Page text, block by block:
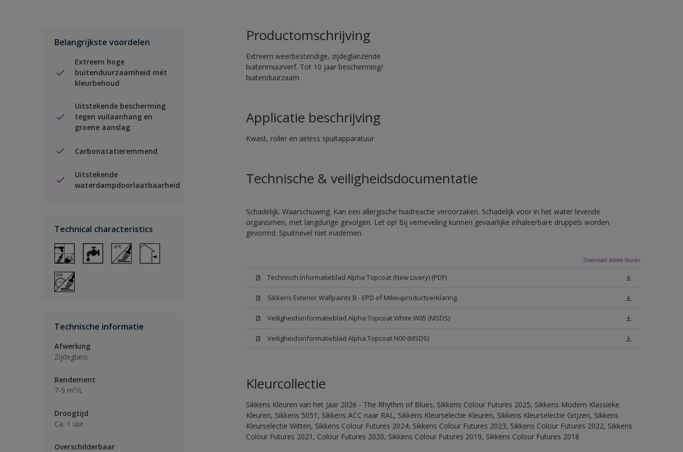
Belangrijkste voordelen
Extreem hoge
buitenduurzaamheid mét
kleurbehoud
Uitstekende bescherming
tegen vuilaanhang en
groene aanslag
Carbonatatieremmend
Uitstekende
waterdampdoorlaatbaarheid
Technical characteristics
Technische informatie
Afwerking
Zijdeglans
Rendement
7-9 m²/L
Droogtijd
Ca. 1 uur
Overschilderbaar
Productomschrijving
Extreem weerbestendige, zijdeglanzende
buitenmuurverf. Tot 10 jaar bescherming/
buitenduurzaam
Applicatie beschrijving
Kwast, roller en airless spuitapparatuur
Technische & veiligheidsdocumentatie
Schadelijk. Waarschuwing. Kan een allergische huidreactie veroorzaken. Schadelijk voor in het water levende
organismen, met langdurige gevolgen. Let op! Bij verneveling kunnen gevaarlijke inhaleerbare druppels worden
gevormd. Spuitnevel niet inademen.
Download Adobe Reader
Technisch Informatieblad Alpha Topcoat (New Livery) (PDF)
Sikkens Exterior Wallpaints B - EPD of Milieuproductverklaring
Veiligheidsinformatieblad Alpha Topcoat White W05 (MSDS)
Veiligheidsinformatieblad Alpha Topcoat N00 (MSDS)
Kleurcollectie
Sikkens Kleuren van het Jaar 2026 - The Rhythm of Blues, Sikkens Colour Futures 2025, Sikkens Modern Klassieke
Kleuren, Sikkens 5051, Sikkens ACC naar RAL, Sikkens Kleurselectie Kleuren, Sikkens Kleurselectie Grijzen, Sikkens
Kleurselectie Witten, Sikkens Colour Futures 2024, Sikkens Colour Futures 2023, Sikkens Colour Futures 2022, Sikkens
Colour Futures 2021, Colour Futures 2020, Sikkens Colour Futures 2019, Sikkens Colour Futures 2018